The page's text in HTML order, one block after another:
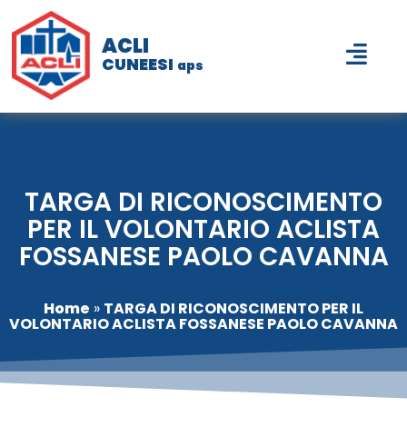
ACLI
CUNEESI aps
TARGA DI RICONOSCIMENTO
PER IL VOLONTARIO ACLISTA
FOSSANESE PAOLO CAVANNA
Home » TARGA DI RICONOSCIMENTO PER IL
VOLONTARIO ACLISTA FOSSANESE PAOLO CAVANNA